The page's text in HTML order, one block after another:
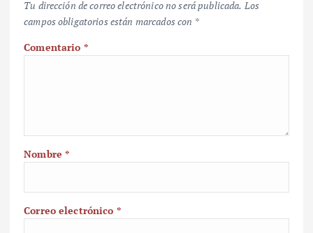
Tu dirección de correo electrónico no será publicada. Los
campos obligatorios están marcados con *
Comentario *
Nombre*
Correo electrónico *